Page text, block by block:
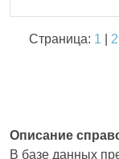
Страница: 1 2
Описание
В базе данных